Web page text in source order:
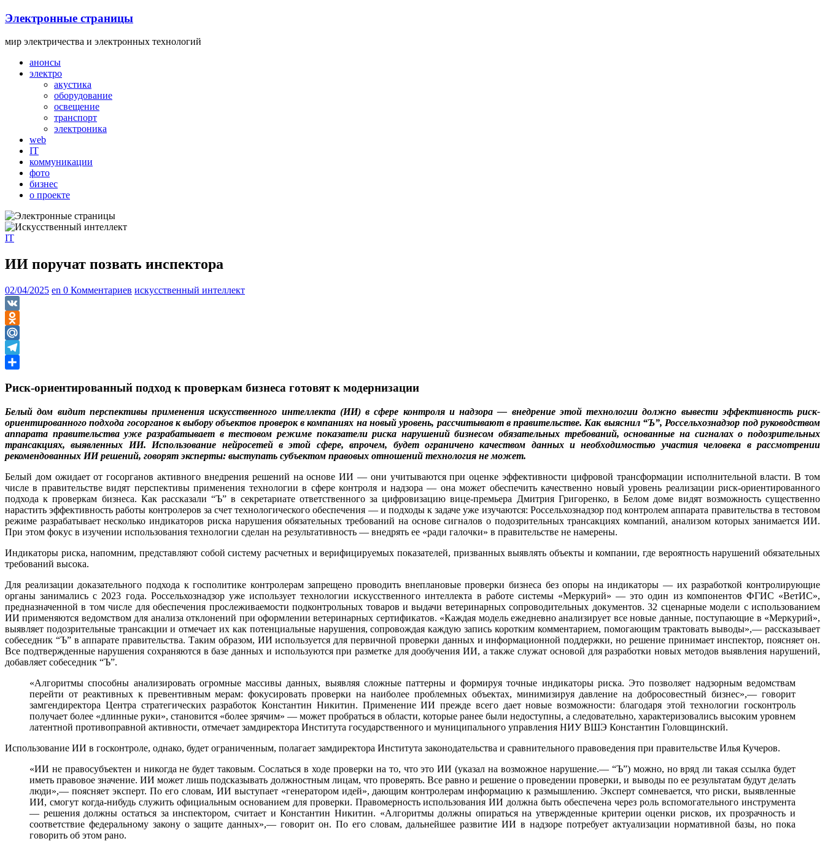
Skip
content
Электронные страницы
мир электричества и электронных технологий
анонсы
электро
акустика
оборудование
освещение
транспорт
электроника
web
IT
коммуникации
фото
бизнес
о проекте
IT
ИИ поручат позвать инспектора
02/04/2025 en 0 Комментариев искусственный интеллект
VK
Odnoklassniki
Mail.Ru
Telegram
Риск-ориентированный подход к проверкам бизнеса готовят к модернизации
Белый дом видит перспективы применения искусственного интеллекта (ИИ) в сфере контроля и надзора — внедрение этой технологии должно вывести эффективность риск-
ориентированного подхода госорганов к выбору объектов проверок в компаниях на новый уровень, рассчитывают в правительстве. Как выяснил “Ъ”, Россельхознадзор под руководством
аппарата правительства уже разрабатывает в тестовом режиме показатели риска нарушений бизнесом обязательных требований, основанные на сигналах о подозрительных
трансакциях, выявленных ИИ. Использование нейросетей в этой сфере, впрочем, будет ограничено качеством данных и необходимостью участия человека в рассмотрении
рекомендованных ИИ решений, говорят эксперты: выступать субъектом правовых отношений технология не может.
Белый дом ожидает от госорганов активного внедрения решений на основе ИИ — они учитываются при оценке эффективности цифровой трансформации исполнительной власти. В том
числе в правительстве видят перспективы применения технологии в сфере контроля и надзора — она может обеспечить качественно новый уровень реализации риск-ориентированного
подхода к проверкам бизнеса. Как рассказали “Ъ” в секретариате ответственного за цифровизацию вице-премьера Дмитрия Григоренко, в Белом доме видят возможность существенно
нарастить эффективность работы контролеров за счет технологического обеспечения — и подходы к задаче уже изучаются: Россельхознадзор под контролем аппарата правительства в тестовом
режиме разрабатывает несколько индикаторов риска нарушения обязательных требований на основе сигналов о подозрительных трансакциях компаний, анализом которых занимается ИИ.
При этом фокус в изучении использования технологии сделан на результативность — внедрять ее «ради галочки» в правительстве не намерены.
Индикаторы риска, напомним, представляют собой систему расчетных и верифицируемых показателей, призванных выявлять объекты и компании, где вероятность нарушений обязательных
требований высока.
Для реализации доказательного подхода к госполитике контролерам запрещено проводить внеплановые проверки бизнеса без опоры на индикаторы — их разработкой контролирующие
органы занимались с 2023 года. Россельхознадзор уже использует технологии искусственного интеллекта в работе системы «Меркурий» — это один из компонентов ФГИС «ВетИС»,
предназначенной в том числе для обеспечения прослеживаемости подконтрольных товаров и выдачи ветеринарных сопроводительных документов. 32 сценарные модели с использованием
ИИ применяются ведомством для анализа отклонений при оформлении ветеринарных сертификатов. «Каждая модель ежедневно анализирует все новые данные, поступающие в «Меркурий»,
выявляет подозрительные трансакции и отмечает их как потенциальные нарушения, сопровождая каждую запись коротким комментарием, помогающим трактовать выводы»,— рассказывает
собеседник “Ъ” в аппарате правительства. Таким образом, ИИ используется для первичной проверки данных и информационной поддержки, но решение принимает инспектор, поясняет он.
Все подтвержденные нарушения сохраняются в базе данных и используются при разметке для дообучения ИИ, а также служат основой для разработки новых методов выявления нарушений,
добавляет собеседник “Ъ”.
«Алгоритмы способны анализировать огромные массивы данных, выявляя сложные паттерны и формируя точные индикаторы риска. Это позволяет надзорным ведомствам
перейти от реактивных к превентивным мерам: фокусировать проверки на наиболее проблемных объектах, минимизируя давление на добросовестный бизнес»,— говорит
замгендиректора Центра стратегических разработок Константин Никитин. Применение ИИ прежде всего дает новые возможности: благодаря этой технологии госконтроль
получает более «длинные руки», становится «более зрячим» — может пробраться в области, которые ранее были недоступны, а следовательно, характеризовались высоким уровнем
латентной противоправной активности, отмечает замдиректора Института государственного и муниципального управления НИУ ВШЭ Константин Головщинский.
Использование ИИ в госконтроле, однако, будет ограниченным, полагает замдиректора Института законодательства и сравнительного правоведения при правительстве Илья Кучеров.
«ИИ не правосубъектен и никогда не будет таковым. Сослаться в ходе проверки на то, что это ИИ (указал на возможное нарушение.— “Ъ”) можно, но вряд ли такая ссылка будет
иметь правовое значение. ИИ может лишь подсказывать должностным лицам, что проверять. Все равно и решение о проведении проверки, и выводы по ее результатам будут делать
люди»,— поясняет эксперт. По его словам, ИИ выступает «генератором идей», дающим контролерам информацию к размышлению. Эксперт сомневается, что риски, выявленные
ИИ, смогут когда-нибудь служить официальным основанием для проверки. Правомерность использования ИИ должна быть обеспечена через роль вспомогательного инструмента
— решения должны остаться за инспектором, считает и Константин Никитин. «Алгоритмы должны опираться на утвержденные критерии оценки рисков, их прозрачность и
соответствие федеральному закону о защите данных»,— говорит он. По его словам, дальнейшее развитие ИИ в надзоре потребует актуализации нормативной базы, но пока
говорить об этом рано.